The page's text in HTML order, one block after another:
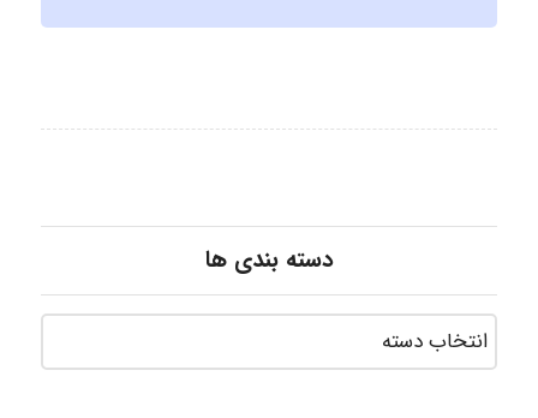
دسته بندی ها